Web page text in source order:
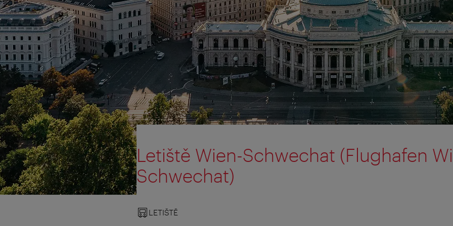
Letiště Wien-Schwechat (Flughafen
Schwechat)
LETIŠTĚ